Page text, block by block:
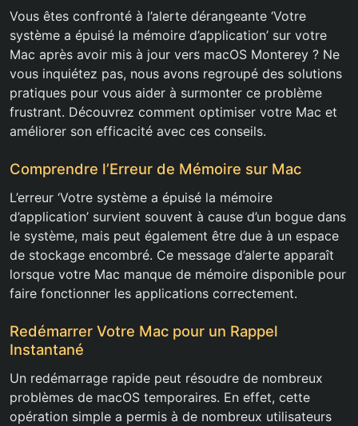
Vous êtes confronté à l’alerte dérangeante ‘Votre
système a épuisé la mémoire d’application’ sur votre
Mac après avoir mis à jour vers macOS Monterey ? Ne
vous inquiétez pas, nous avons regroupé des solutions
pratiques pour vous aider à surmonter ce problème
frustrant. Découvrez comment optimiser votre Mac et
améliorer son efficacité avec ces conseils.
Comprendre l’Erreur de Mémoire sur Mac
L’erreur ‘Votre système a épuisé la mémoire
d’application’ survient souvent à cause d’un bogue dans
le système, mais peut également être due à un espace
de stockage encombré. Ce message d’alerte apparaît
lorsque votre Mac manque de mémoire disponible pour
faire fonctionner les applications correctement.
Redémarrer Votre Mac pour un Rappel
Instantané
Un redémarrage rapide peut résoudre de nombreux
problèmes de macOS temporaires. En effet, cette
opération simple a permis à de nombreux utilisateurs